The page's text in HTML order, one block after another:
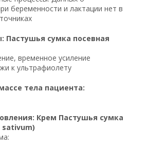
беременности и лактации нет в
Пастушья сумка посевная
временное усиление
к ультрафиолету
тела пациента:
Крем Пастушья сумка
sativum)